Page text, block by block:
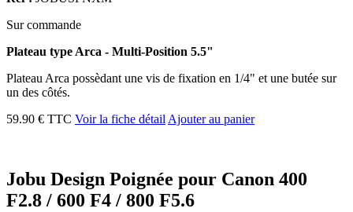
Sur commande
Plateau type Arca - Multi-Position 5.5"
Plateau Arca possèdant une vis de fixation en 1/4" et une butée sur
un des côtés.
59.90 € TTC Voir la fiche détail Ajouter au panier
Jobu Design Poignée pour Canon 400
F2.8 / 600 F4 / 800 F5.6